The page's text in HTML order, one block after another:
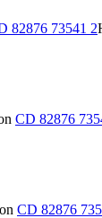
82876 73541 2
CD 82876
CD 82876